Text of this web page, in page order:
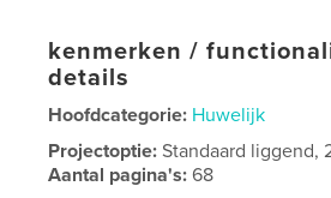
kenmerken /
details
Hoofdcategorie: Huwelijk
Projectoptie:Standaard liggend,
Aantal pagina's:68